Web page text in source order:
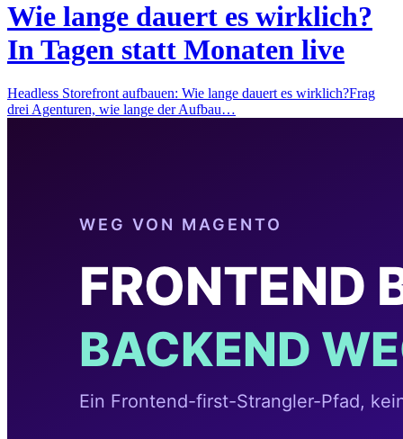
Wie lange dauert es wirklich?
In Tagen statt Monaten live
Headless Storefront aufbauen: Wie lange dauert es wirklich?Frag
drei Agenturen, wie lange der Aufbau…